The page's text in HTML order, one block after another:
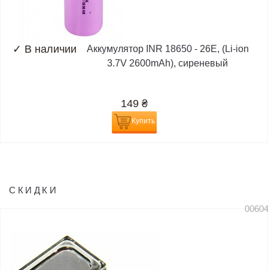
✓ В наличии
Аккумулятор INR 18650 - 26E, (Li-ion
3.7V 2600mAh), сиреневый
149 ₴
Купить
СКИДКИ